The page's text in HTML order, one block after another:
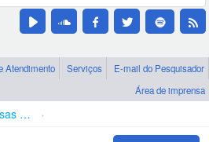
Atendimento Serviços
E-mail do Pesquisador
Área de imprensa
Bolsas e Auxílios Vigentes